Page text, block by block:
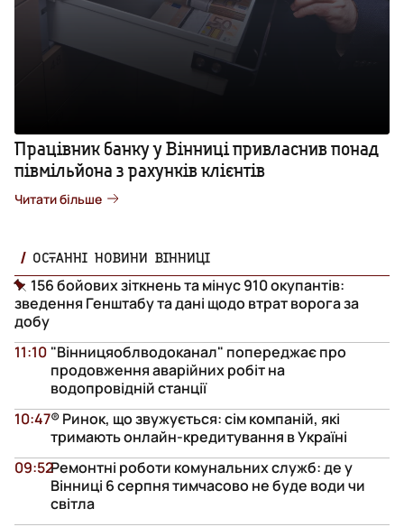
Працівник банку у Вінниці привласнив понад
півмільйона з рахунків клієнтів
Читати більше
ОСТАННІ НОВИНИ ВІННИЦІ
156 бойових зіткнень та мінус 910 окупантів:
зведення Генштабу та дані щодо втрат ворога за
добу
"Вінницяоблводоканал" попереджає про
продовження аварійних робіт на
водопровідній станції
11:10
® Ринок, що звужується: сім компаній, які
тримають онлайн-кредитування в Україні
10:47
Ремонтні роботи комунальних служб: де у
Вінниці 6 серпня тимчасово не буде води чи
світла
09:52